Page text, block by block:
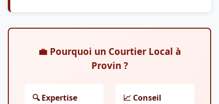
💼 Pourquoi un Courtier Local à
Provin ?
🔍 Expertise
📈 Conseil